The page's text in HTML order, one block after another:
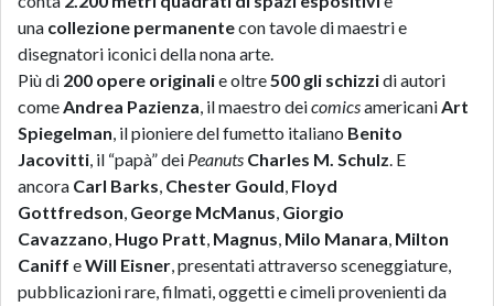
una collezione permanentecon tavole di maestri e
disegnatori iconici della nona arte.
Più di 200 opere originalie oltre500 gli schizzidi autori
comeAndrea Pazienza, il maestro deicomicsamericaniArt
Spiegelman, il pioniere del fumetto italiano Benito
Jacovitti, il “papà” dei Peanuts Charles M. Schulz. E
ancora Carl Barks, Chester Gould, Floyd
Gottfredson, George McManus, Giorgio
Cavazzano, Hugo Pratt, Magnus, Milo Manara, Milton
Caniff eWill Eisner, presentati attraverso sceneggiature,
pubblicazioni rare, filmati, oggetti e cimeli provenienti da